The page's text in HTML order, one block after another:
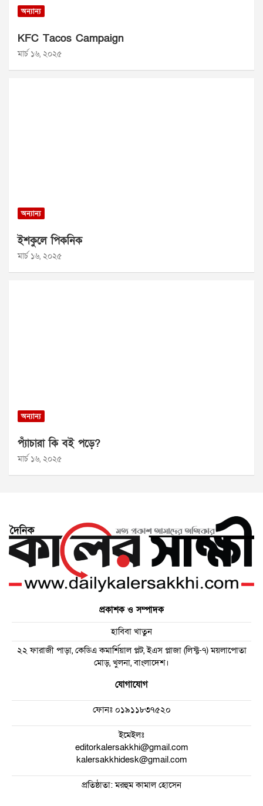
অন্যান্য
KFC Tacos Campaign
মার্চ ১৬, ২০২৫
অন্যান্য
ইশকুলে পিকনিক
মার্চ ১৬, ২০২৫
অন্যান্য
প্যাঁচারা কি বই পড়ে?
মার্চ ১৬, ২০২৫
প্রকাশক ও সম্পাদক
হাবিবা খাতুন
২২ ফারাজী পাড়া, কেডিএ কমার্শিয়াল প্লট, ইএস প্লাজা (লিফ্ট-৭) ময়লাপোতা
মোড়, খুলনা, বাংলাদেশ।
যোগাযোগ
ফোনঃ০১৯১১৮৩৭৫২০
ইমেইলঃ
editorkalersakkhi@gmail.com
kalersakkhidesk@gmail.com
প্রতিষ্ঠাতা: মরহুম কামাল হোসেন